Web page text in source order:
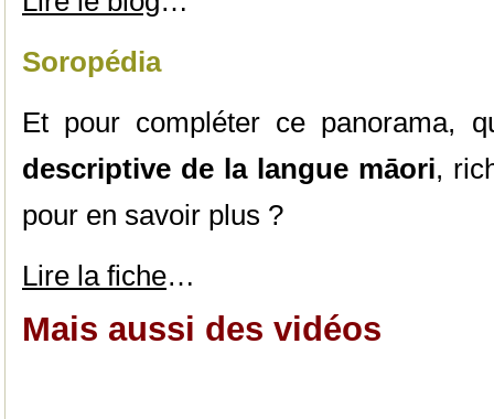
Soropédia
Et pour compléter ce panorama,
descriptive de la langue māori,
pour en savoir plus ?
Lire la fiche…
Mais aussi des vidéos